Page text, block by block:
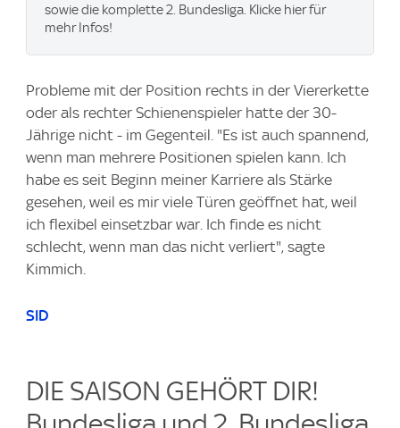
sowie die komplette 2. Bundesliga. Klicke hier für
mehr Infos!
Probleme mit der Position rechts in der Viererkette
oder als rechter Schienenspieler hatte der 30-
Jährige nicht - im Gegenteil. "Es ist auch spannend,
wenn man mehrere Positionen spielen kann. Ich
habe es seit Beginn meiner Karriere als Stärke
gesehen, weil es mir viele Türen geöffnet hat, weil
ich flexibel einsetzbar war. Ich finde es nicht
schlecht, wenn man das nicht verliert", sagte
Kimmich.
SID
DIE SAISON GEHÖRT DIR!